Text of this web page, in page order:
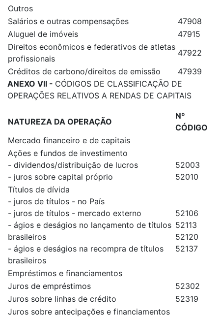
Outros
Salários e outras compensações
47908
Aluguel de imóveis
47915
Direitos econômicos e federativos de atletas
profissionais
47922
Créditos de carbono/direitos de emissão
47939
ANEXO VII - CÓDIGOS DE CLASSIFICAÇÃO DE
OPERAÇÕES RELATIVOS A RENDAS DE CAPITAIS
NATUREZA DA OPERAÇÃO
Nº
CÓDIGO
Mercado financeiro e de capitais
Ações e fundos de investimento
- dividendos/distribuição de lucros
- juros sobre capital próprio
52003
52010
Títulos de dívida
- juros de títulos - no País
- juros de títulos - mercado externo
- ágios e deságios no lançamento de títulos
brasileiros
- ágios e deságios na recompra de títulos
brasileiros
52106
52113
52120
52137
Empréstimos e financiamentos
Juros de empréstimos
52302
Juros sobre linhas de crédito
52319
Juros sobre antecipações e financiamentos